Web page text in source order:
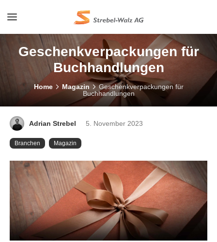
Geschenkverpackungen für
Buchhandlungen
Home Magazin
Geschenkverpackungen für
Buchhandlungen
Adrian Strebel 5. November 2023
Branchen Magazin